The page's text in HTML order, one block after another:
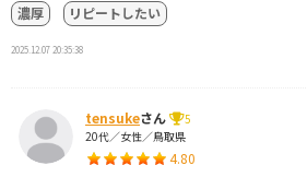
濃厚
リピートしたい
2025.12.07 20:35:38
tensukeさん
5
20代／女性／鳥取県
4.80